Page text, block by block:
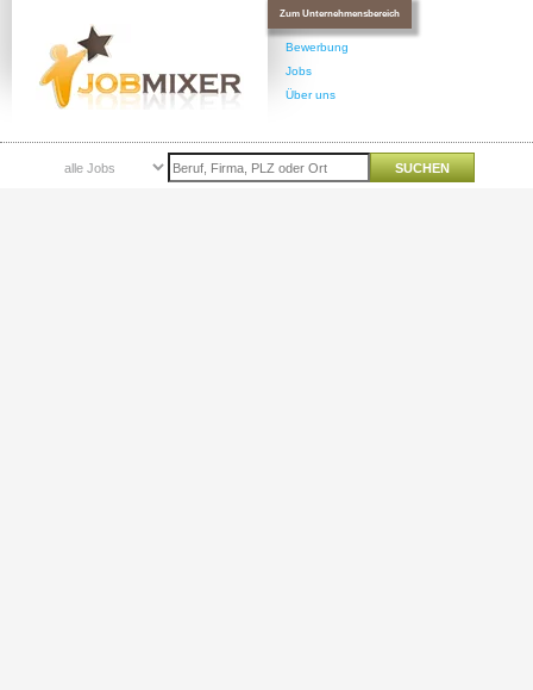
Zum Unternehmensbereich
Bewerbung
Jobs
Über uns